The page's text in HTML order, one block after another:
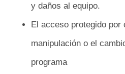
y daños al equipo.
El acceso protegido por
manipulación o el
programa